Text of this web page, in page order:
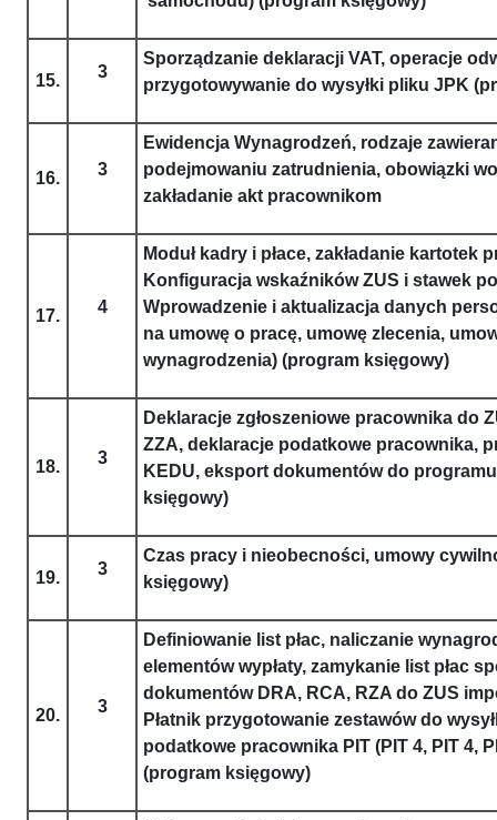
15. 3
Sporządzanie deklaracji VAT, operacje
przygotowywanie do wysyłki pliku JPK
16. 3
Ewidencja Wynagrodzeń, rodzaje
podejmowaniu zatrudnienia, obowiązki
zakładanie akt pracownikom
17. 4
Moduł kadry i płace, zakładanie kartotek
Konfiguracja wskaźników ZUS i stawek
Wprowadzenie i aktualizacja danych
na umowę o pracę, umowę zlecenia,
wynagrodzenia) (program księgowy)
18. 3
Deklaracje zgłoszeniowe pracownika do
ZZA, deklaracje podatkowe pracownika,
KEDU, eksport dokumentów do
księgowy)
19. 3
Czas pracy i nieobecności, umowy
księgowy)
20. 3
Definiowanie list płac, naliczanie
elementów wypłaty, zamykanie list płac
dokumentów DRA, RCA, RZA do ZUS
Płatnik przygotowanie zestawów do
podatkowe pracownika PIT (PIT 4, PIT 4,
(program księgowy)